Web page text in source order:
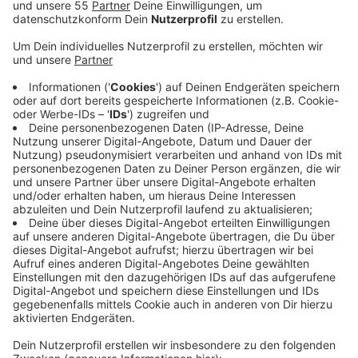
Ein Zeuge hatte zur Tatzeit einen Mann beobachtet
und fotografiert, der in der Nähe des Hauptzollamtes
auffällig hin und her lief. Er soll später einem weißen
Transporter gefolgt sein, den drei dunkel gekleidete
Männer zuvor beladen hatten. Die Tat passierte
zwischen dem 30. Oktober und dem 01. November.
Dabei waren die Unbekannten mit einem Kernborer in
den Tresorraum des Emmericher Hauptzollamtes
vorgedrungen. Sie erbeuteten rund 6,5 Millionen Euro
Bargeld. Für Hinweise die zu dem Täter oder den
Tätern führen, sollen 100.000 Euro ausgelobt werden.
Hinweise nimmt die Polizei entgegen.Hiergibt es